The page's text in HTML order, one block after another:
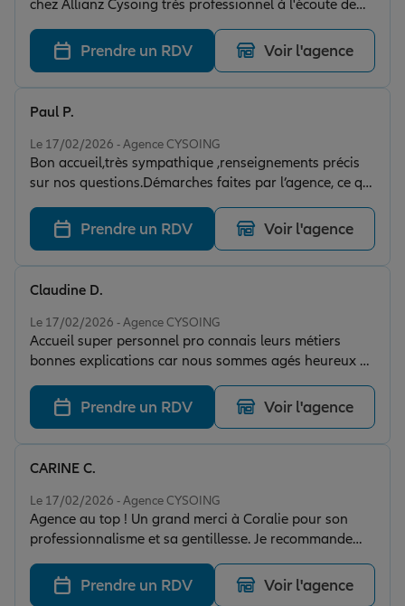
chez Allianz Cysoing très professionnel à l'écoute de
leur client coralie au top je recommande à 100%
Prendre un RDV Voir l'agence
Le 17/02/2026 - Agence CYSOING
Bon accueil,très sympathique ,renseignements précis
sur nos questions.Démarches faites par l’agence, ce qui
nous facilite le travail pour des gens qui utilisent mal
l’informatique.Agence a recommander. Merci
Paul P.
Prendre un RDV Voir l'agence
Le 17/02/2026 - Agence CYSOING
Accueil super personnel pro connais leurs métiers
bonnes explications car nous sommes agés heureux de
faire partie de votre équipe
Claudine D.
Prendre un RDV Voir l'agence
Le 17/02/2026 - Agence CYSOING
Agence au top ! Un grand merci à Coralie pour son
professionnalisme et sa gentillesse. Je recommande
vivement cette agence Allianz !
CARINE C.
Prendre un RDV Voir l'agence